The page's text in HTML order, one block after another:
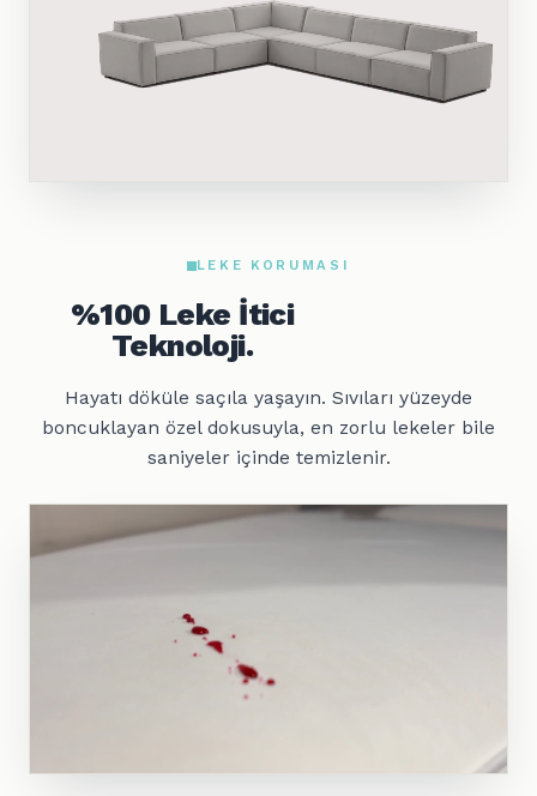
LEKE KORUMASI
%100 Leke İtici
Teknoloji.
Hayatı döküle saçıla yaşayın. Sıvıları yüzeyde
boncuklayan özel dokusuyla, en zorlu lekeler bile
saniyeler içinde temizlenir.